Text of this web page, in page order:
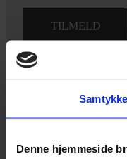
Samtykke
Denne hjemmeside
Ved tilmelding